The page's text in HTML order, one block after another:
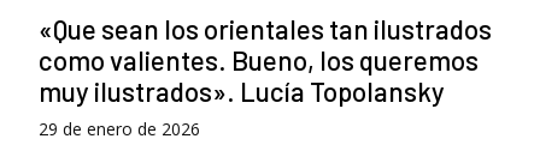
«Que sean los orientales tan ilustrados
como valientes. Bueno, los queremos
muy ilustrados». Lucía Topolansky
29 de enero de 2026